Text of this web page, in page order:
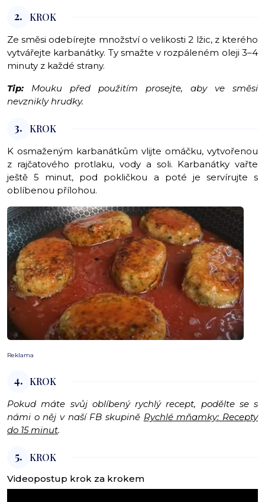
2. KROK
Ze směsi odebírejte množství o velikosti 2 lžic, z kterého
vytvářejte karbanátky. Ty smažte v rozpáleném oleji 3–4
minuty z každé strany.
Tip: Mouku před použitím prosejte, aby ve směsi
nevznikly hrudky.
3. KROK
K osmaženým karbanátkům vlijte omáčku, vytvořenou
z rajčatového protlaku, vody a soli. Karbanátky vařte
ještě 5 minut, pod pokličkou a poté je servírujte s
oblíbenou přílohou.
Reklama
4. KROK
Pokud máte svůj oblíbený rychlý recept, podělte se s
námi o něj v naší FB skupině Rychlé mňamky: Recepty
do 15 minut.
5. KROK
Videopostup krok za krokem